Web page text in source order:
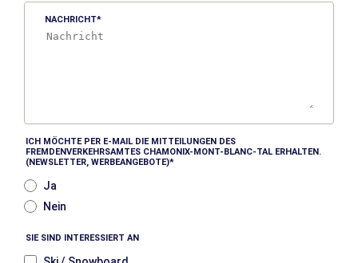
NACHRICHT
ICH MÖCHTE PER E-MAIL DIE MITTEILUNGEN DES
FREMDENVERKEHRSAMTES CHAMONIX-MONT-BLANC-TAL ERHALTEN.
(NEWSLETTER, WERBEANGEBOTE)
Ja
Nein
SIE SIND INTERESSIERT AN